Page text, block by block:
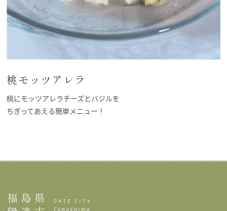
桃モッツアレラ
桃にモッツアレラチーズとバジルを
ちぎってあえる簡単メニュー！